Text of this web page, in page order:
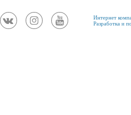
Интернет
Разработка и